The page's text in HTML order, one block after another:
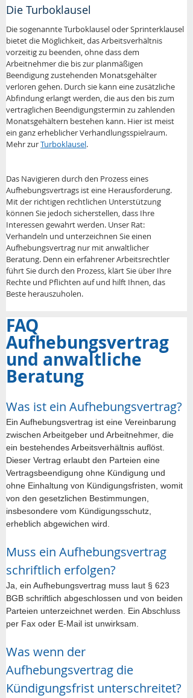
Die Turboklausel
Die sogenannte Turboklausel oder Sprinterklausel
bietet die Möglichkeit, das Arbeitsverhältnis
vorzeitig zu beenden, ohne dass dem
Arbeitnehmer die bis zur planmäßigen
Beendigung zustehenden Monatsgehälter
verloren gehen. Durch sie kann eine zusätzliche
Abfindung erlangt werden, die aus den bis zum
vertraglichen Beendigungstermin zu zahlenden
Monatsgehältern bestehen kann. Hier ist meist
ein ganz erheblicher Verhandlungsspielraum.
Mehr zur Turboklausel.
Das Navigieren durch den Prozess eines
Aufhebungsvertrags ist eine Herausforderung.
Mit der richtigen rechtlichen Unterstützung
können Sie jedoch sicherstellen, dass Ihre
Interessen gewahrt werden. Unser Rat:
Verhandeln und unterzeichnen Sie einen
Aufhebungsvertrag nur mit anwaltlicher
Beratung. Denn ein erfahrener Arbeitsrechtler
führt Sie durch den Prozess, klärt Sie über Ihre
Rechte und Pflichten auf und hilft Ihnen, das
Beste herauszuholen.
FAQ
Aufhebungsvertrag
und anwaltliche
Beratung
Was ist ein Aufhebungsvertrag?
Ein Aufhebungsvertrag ist eine Vereinbarung
zwischen Arbeitgeber und Arbeitnehmer, die
ein bestehendes Arbeitsverhältnis auflöst.
Dieser Vertrag erlaubt den Parteien eine
Vertragsbeendigung ohne Kündigung und
ohne Einhaltung von Kündigungsfristen, womit
von den gesetzlichen Bestimmungen,
insbesondere vom Kündigungsschutz,
erheblich abgewichen wird.
Muss ein Aufhebungsvertrag
schriftlich erfolgen?
Ja, ein Aufhebungsvertrag muss laut § 623
BGB schriftlich abgeschlossen und von beiden
Parteien unterzeichnet werden. Ein Abschluss
per Fax oder E-Mail ist unwirksam.
Was wenn der
Aufhebungsvertrag die
Kündigungsfrist unterschreitet?